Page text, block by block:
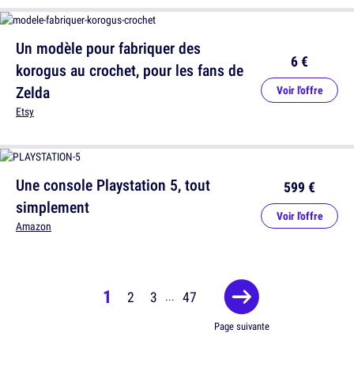
Une console Playstation 5, tout
simplement
Amazon
599 €
Voir l'offre
Un modèle pour fabriquer des
korogus au crochet, pour les fans de
Zelda
Etsy
6 €
Voir l'offre
1 2 3 ... 47
Page suivante